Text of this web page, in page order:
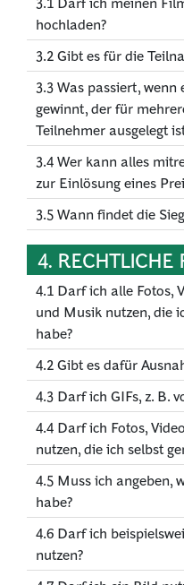
hochladen?
3.2 Gibt es für die
3.3 Was passiert,
gewinnt, der für
Teilnehmer ausgelegt
3.4 Wer kann alles
zur Einlösung eines
3.5 Wann findet die
4. RECHTLICHE
4.1 Darf ich alle Fotos,
und Musik nutzen, die
habe?
4.2 Gibt es dafür
4.3 Darf ich GIFs, z. B.
4.4 Darf ich Fotos,
nutzen, die ich selbst
4.5 Muss ich angeben,
habe?
4.6 Darf ich
nutzen?